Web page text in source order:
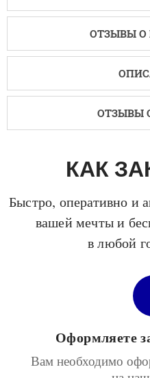
ОТЗЫВЫ О
ОТЗЫВЫ
КАК
Быстро, оперативно и
вашей мечты и
в любой
Оформляете
Вам необходимо